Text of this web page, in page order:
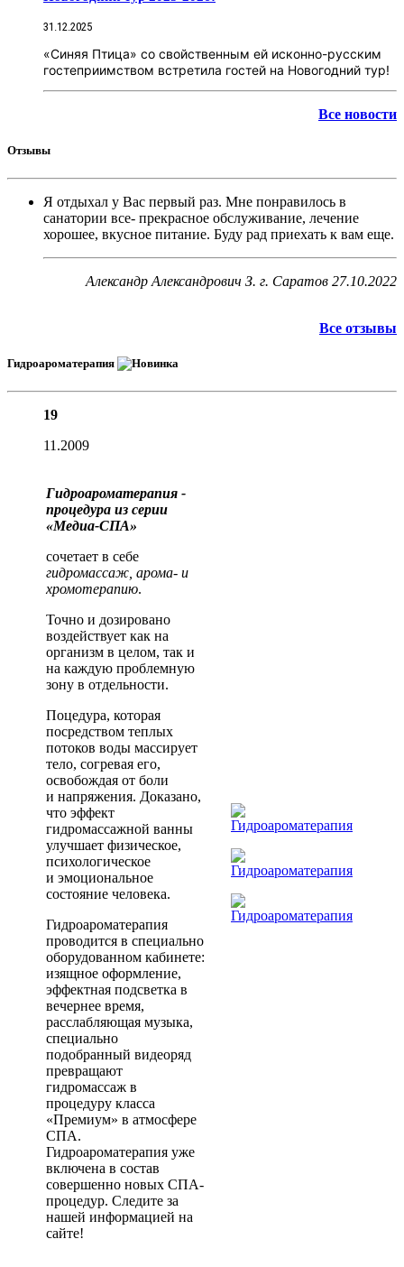
31.12.2025
«Синяя Птица» со свойственным ей исконно-русским
гостеприимством встретила гостей на Новогодний тур!
Все новости
Отзывы
Я отдыхал у Вас первый раз. Мне понравилось в
санатории все- прекрасное обслуживание, лечение
хорошее, вкусное питание. Буду рад приехать к вам еще.
Александр Александрович З. г. Саратов 27.10.2022
Все отзывы
Гидроароматерапия
19
11.2009
Гидроароматерапия -
процедура из серии
«Медиа-СПА»
сочетает в себе
гидромассаж, арома- и
хромотерапию.
Точно и дозировано
воздействует как на
организм в целом, так и
на каждую проблемную
зону в отдельности.
Поцедура, которая
посредством теплых
потоков воды массирует
тело, согревая его,
освобождая от боли
и напряжения. Доказано,
что эффект
гидромассажной ванны
улучшает физическое,
психологическое
и эмоциональное
состояние человека.
Гидроароматерапия
проводится в специально
оборудованном кабинете:
изящное оформление,
эффектная подсветка в
вечернее время,
расслабляющая музыка,
специально
подобранный видеоряд
превращают
гидромассаж в
процедуру класса
«Премиум» в атмосфере
СПА.
Гидроароматерапия уже
включена в состав
совершенно новых СПА-
процедур. Следите за
нашей информацией на
сайте!